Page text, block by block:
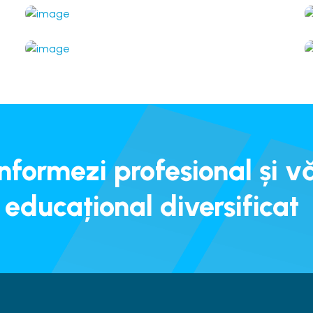
Servicii și prelucrarea alimentelor
Croitor-cusător
Industria ușoară
Electrogazosudor-montator
profesional și
diversificat